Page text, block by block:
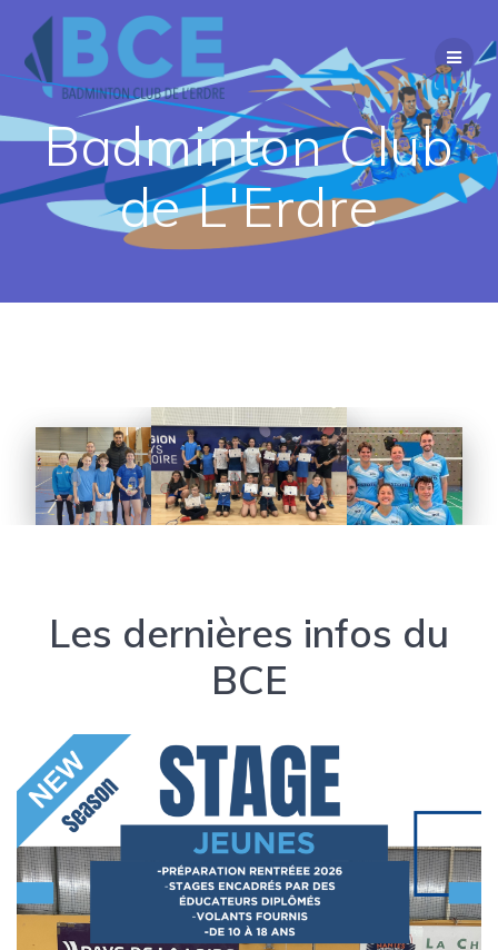
contenu
Badminton Club
de L'Erdre
Les dernières infos du
BCE